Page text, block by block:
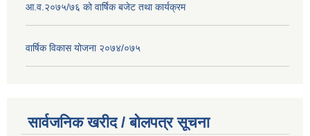
आ.व.२०७५/७६ को वार्षिक बजेट तथा कार्यक्रम
वार्षिक विकास योजना २०७४/०७५
सार्वजनिक खरीद / बोलपत्र सूचना